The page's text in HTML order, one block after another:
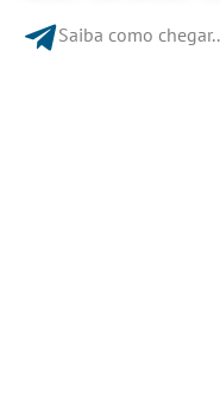
Saiba como